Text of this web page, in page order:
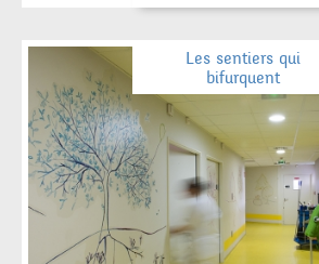
Les sentiers qui
bifurquent